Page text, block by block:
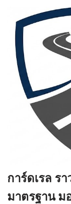
Skip
content
การ์ดเรล ร
มาตรฐาน ม